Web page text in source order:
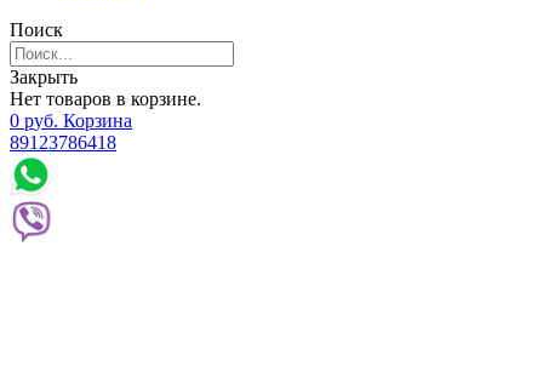
Поиск
Закрыть
Нет товаров в корзине.
0 руб. Корзина
89123786418